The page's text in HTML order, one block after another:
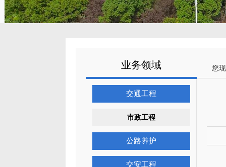
业务领域
交通工程
市政工程
公路养护
交安工程
您